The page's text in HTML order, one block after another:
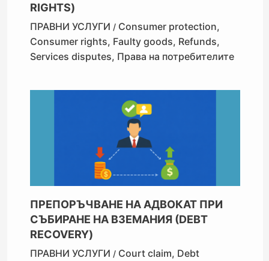
RIGHTS)
ПРАВНИ УСЛУГИ / Consumer protection,
Consumer rights, Faulty goods, Refunds,
Services disputes, Права на потребителите
ПРЕПОРЪЧВАНЕ НА АДВОКАТ ПРИ
СЪБИРАНЕ НА ВЗЕМАНИЯ (DEBT
RECOVERY)
ПРАВНИ УСЛУГИ / Court claim, Debt